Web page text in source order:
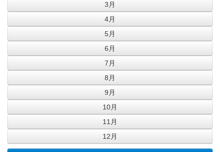
3月
4月
5月
6月
7月
8月
9月
10月
11月
12月